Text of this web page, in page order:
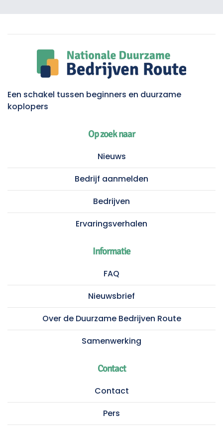
Een schakel tussen beginners en duurzame
koplopers
Op zoek naar
Nieuws
Bedrijf aanmelden
Bedrijven
Ervaringsverhalen
Informatie
FAQ
Nieuwsbrief
Over de Duurzame Bedrijven Route
Samenwerking
Contact
Contact
Pers